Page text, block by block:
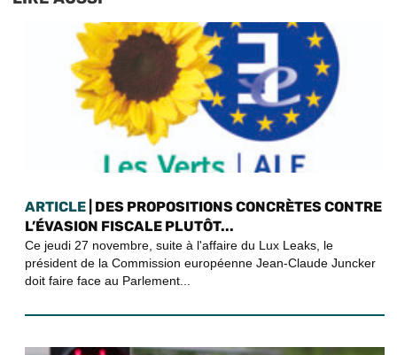
ARTICLE | DES PROPOSITIONS CONCRÈTES CONTRE
L’ÉVASION FISCALE PLUTÔT...
Ce jeudi 27 novembre, suite à l'affaire du Lux Leaks, le
président de la Commission européenne Jean-Claude Juncker
doit faire face au Parlement...